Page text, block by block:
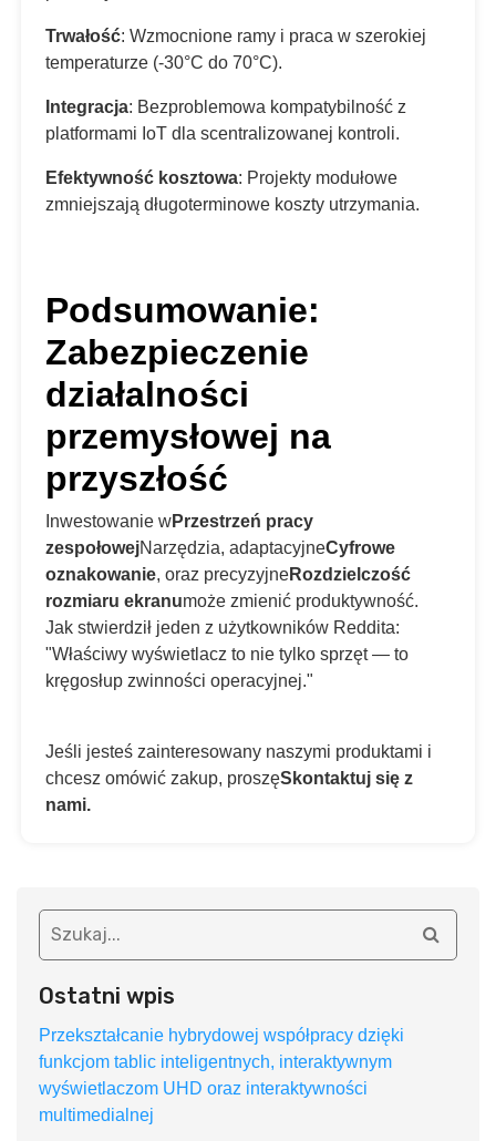
Trwałość: Wzmocnione ramy i praca w szerokiej
temperaturze (-30°C do 70°C).
Integracja: Bezproblemowa kompatybilność z
platformami IoT dla scentralizowanej kontroli.
Efektywność kosztowa: Projekty modułowe
zmniejszają długoterminowe koszty utrzymania.
Podsumowanie:
Zabezpieczenie
działalności
przemysłowej na
przyszłość
Inwestowanie wPrzestrzeń pracy
zespołowejNarzędzia, adaptacyjneCyfrowe
oznakowanie, oraz precyzyjneRozdzielczość
rozmiaru ekranumoże zmienić produktywność.
Jak stwierdził jeden z użytkowników Reddita:
"Właściwy wyświetlacz to nie tylko sprzęt — to
kręgosłup zwinności operacyjnej."
Jeśli jesteś zainteresowany naszymi produktami i
chcesz omówić zakup, proszęSkontaktuj się z
nami.
Ostatni wpis
Przekształcanie hybrydowej współpracy dzięki
funkcjom tablic inteligentnych, interaktywnym
wyświetlaczom UHD oraz interaktywności
multimedialnej